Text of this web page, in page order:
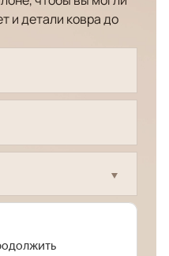
и детали ковра до